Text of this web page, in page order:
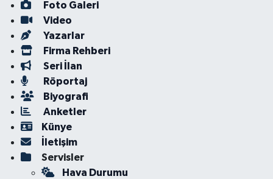
Foto Galeri
Video
Yazarlar
Firma Rehberi
Seri İlan
Röportaj
Biyografi
Anketler
Künye
İletişim
Servisler
Hava Durumu